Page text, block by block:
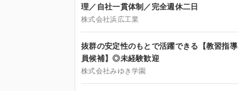
理／自社一貫体制／完全週休二日
株式会社浜広工業
抜群の安定性のもとで活躍できる【教習指導
員候補】◎未経験歓迎
株式会社みゆき学園